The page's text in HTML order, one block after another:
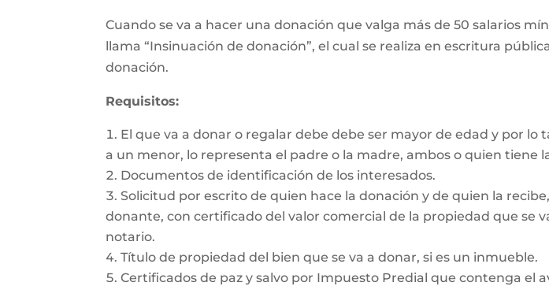
Cuando se va a hacer una donación que valga más de 50 salarios
llama “Insinuación de donación”, el cual se realiza en escritura
donación.
Requisitos:
El que va a donar o regalar debe debe ser mayor de edad y por
a un menor, lo representa el padre o la madre, ambos o quien tiene
Documentos de identificación de los interesados.
Solicitud por escrito de quien hace la donación y de quien la
donante, con certificado del valor comercial de la propiedad que se
notario.
Título de propiedad del bien que se va a donar, si es un inmueble.
Certificados de paz y salvo por Impuesto Predial que contenga el